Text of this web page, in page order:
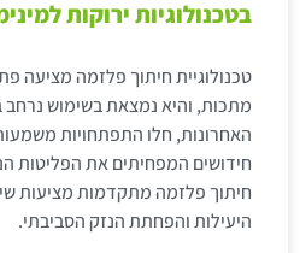
בטכנולוגיות ירוקות
טכנולוגיית חיתוך פלזמה מציעה
מתכות, והיא נמצאת בשימוש נרחב
האחרונות, חלו התפתחויות
חידושים המפחיתים את הפליטות
חיתוך פלזמה מתקדמות מציעות
היעילות והפחתת הנזק הסביבתי.